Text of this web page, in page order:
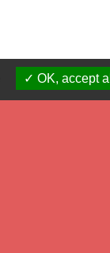
OK, accept all